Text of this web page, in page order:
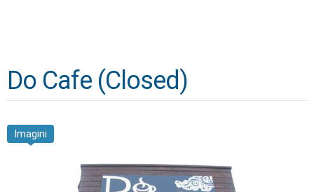
Do Cafe (Closed)
Imagini